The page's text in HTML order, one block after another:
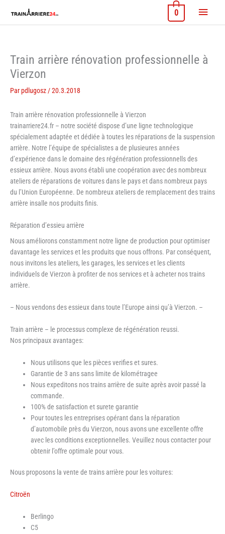
contenu
Menu
0
Train arrière rénovation professionnelle à
Vierzon
Par pdlugosz /20.3.2018
Train arrière rénovation professionnelle à Vierzon
trainarriere24.fr – notre société dispose d’une ligne technologique
spécialement adaptée et dédiée à toutes les réparations de la suspension
arrière. Notre l’équipe de spécialistes a de plusieures années
d’expérience dans le domaine des régénération professionnells des
essieux arrière. Nous avons établi une coopération avec des nombreux
ateliers de réparations de voitures dans le pays et dans nombreux pays
du l’Union Européenne. De nombreux ateliers de remplacement des trains
arrière insalle nos produits finis.
Réparation d’essieu arrière
Nous améliorons constamment notre ligne de production pour optimiser
davantage les services et les produits que nous offrons. Par conséquent,
nous invitons les ateliers, les garages, les services et les clients
individuels de Vierzon à profiter de nos services et à acheter nos trains
arrière.
– Nous vendons des essieux dans toute l’Europe ainsi qu’à Vierzon. –
Train arrière – le processus complexe de régénération reussi.
Nos principaux avantages:
Nous utilisons que les pièces verifies et sures.
Garantie de 3 ans sans limite de kilométragee
Nous expeditons nos trains arrière de suite après avoir passé la
commande.
100% de satisfaction et surete garantie
Pour toutes les entreprises opérant dans la réparation
d’automobile près du Vierzon, nous avons une excellente offre
avec les conditions exceptionnelles. Veuillez nous contacter pour
obtenir l’offre optimale pour vous.
Nous proposons la vente de trains arrière pour les voitures:
Citroën
Berlingo
C5